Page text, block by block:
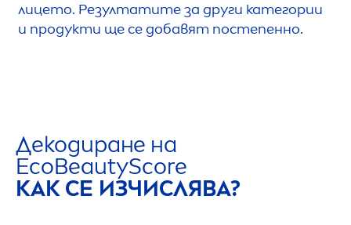
лицето. Резултатите за други категории
и продукти ще се добавят постепенно.
Декодиране на
EcoBeautyScore
КАК СЕ ИЗЧИСЛЯВА?